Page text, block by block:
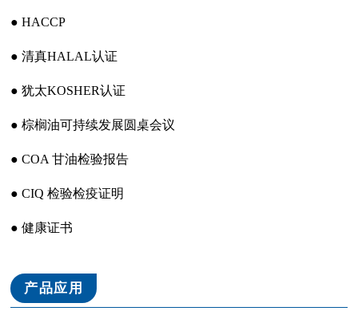
● HACCP
● 清真HALAL认证
● 犹太KOSHER认证
● 棕榈油可持续发展圆桌会议
● COA 甘油检验报告
● CIQ 检验检疫证明
● 健康证书
产品应用